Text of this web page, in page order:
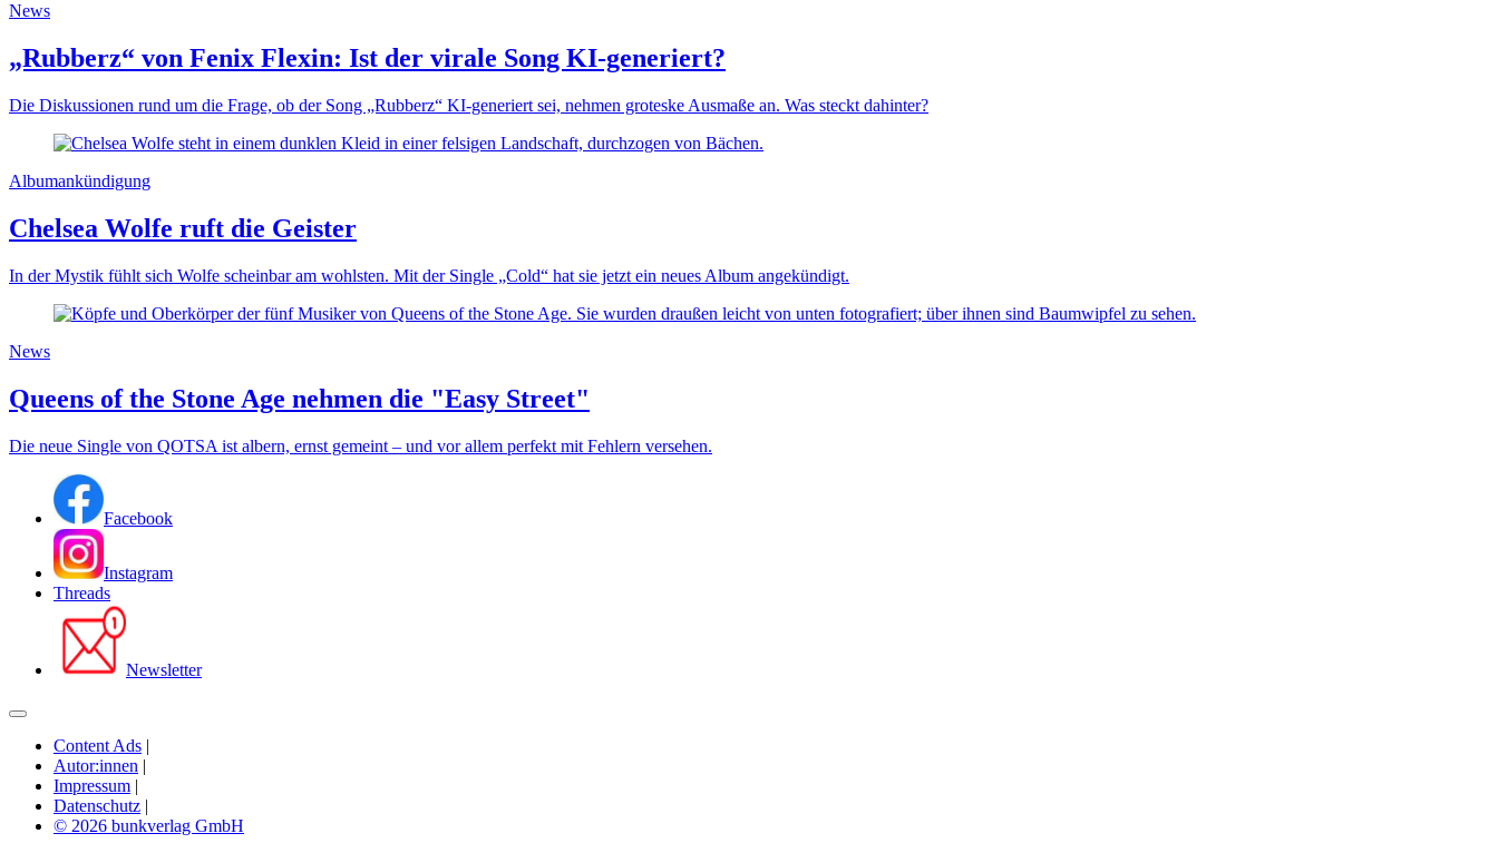
News
„Rubberz“ von Fenix Flexin: Ist der virale Song KI-generiert?
Die Diskussionen rund um die Frage, ob der Song „Rubberz“ KI-generiert sei, nehmen groteske Ausmaße an. Was steckt dahinter?
Albumankündigung
Chelsea Wolfe ruft die Geister
In der Mystik fühlt sich Wolfe scheinbar am wohlsten. Mit der Single „Cold“ hat sie jetzt ein neues Album angekündigt.
News
Queens of the Stone Age nehmen die "Easy Street"
Die neue Single von QOTSA ist albern, ernst gemeint – und vor allem perfekt mit Fehlern versehen.
Facebook
Instagram
Threads
Newsletter
Content Ads |
Autor:innen |
Impressum |
Datenschutz |
© 2026 bunkverlag GmbH